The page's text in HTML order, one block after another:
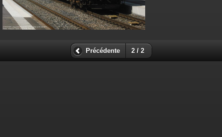
Précédente 2 / 2